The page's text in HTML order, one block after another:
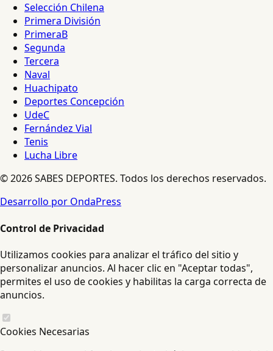
Selección Chilena
Primera División
PrimeraB
Segunda
Tercera
Naval
Huachipato
Deportes Concepción
UdeC
Fernández Vial
Tenis
Lucha Libre
© 2026 SABES DEPORTES. Todos los derechos reservados.
Desarrollo por OndaPress
Control de Privacidad
Utilizamos cookies para analizar el tráfico del sitio y
personalizar anuncios. Al hacer clic en "Aceptar todas",
permites el uso de cookies y habilitas la carga correcta de
anuncios.
Cookies Necesarias